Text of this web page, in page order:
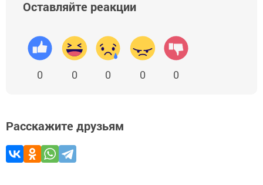
Оставляйте реакции
0 0 0 0 0
Расскажите друзьям